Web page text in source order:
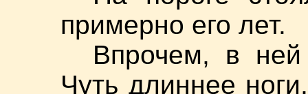
примерно его лет.
Впрочем, в ней
Чуть длиннее